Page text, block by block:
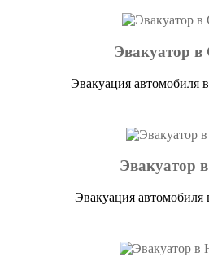
Эвакуатор
Эвакуация
Эвакуатор
Эвакуация